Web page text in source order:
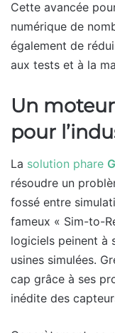
Cette avancée
numérique de
également de
aux tests et à la
Un
pour
La solution phare
résoudre un
fossé entre
fameux « Sim-to-
logiciels peinent à
usines simulées.
cap grâce à ses
inédite des